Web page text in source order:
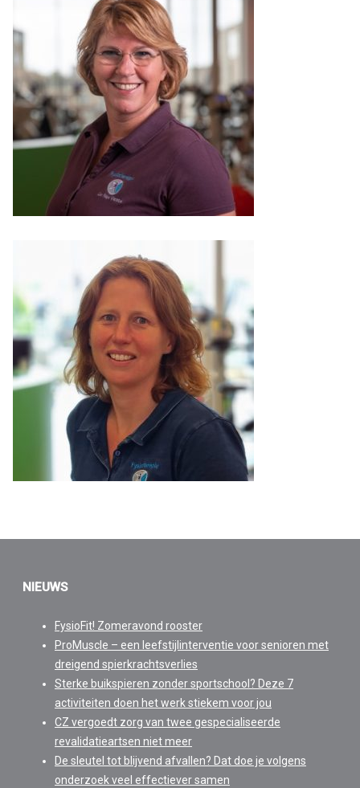
NIEUWS
FysioFit! Zomeravond rooster
ProMuscle – een leefstijlinterventie voor senioren met
dreigend spierkrachtsverlies
Sterke buikspieren zonder sportschool? Deze 7
activiteiten doen het werk stiekem voor jou
CZ vergoedt zorg van twee gespecialiseerde
revalidatieartsen niet meer
De sleutel tot blijvend afvallen? Dat doe je volgens
onderzoek veel effectiever samen